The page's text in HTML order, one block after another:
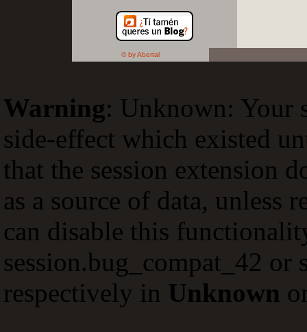
© by Abertal
Warning: Unknown: Your
side-effect which existed
that the session extension
as a source of data, unless
can disable this
session.bug_compat_42
respectively in Unknown